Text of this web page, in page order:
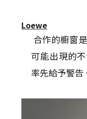
Loewe
合作的櫥窗
可能出現的
率先給予警告